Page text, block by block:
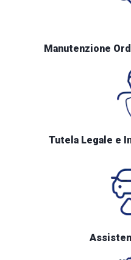
Manutenzione
Tutela Legale e